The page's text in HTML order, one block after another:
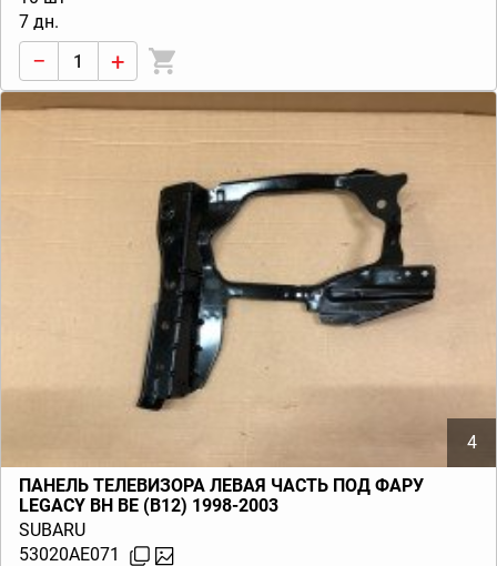
7 дн.
− +
4
ПАНЕЛЬ ТЕЛЕВИЗОРА ЛЕВАЯ ЧАСТЬ ПОД ФАРУ
LEGACY BH BE (B12) 1998-2003
SUBARU
53020AE071